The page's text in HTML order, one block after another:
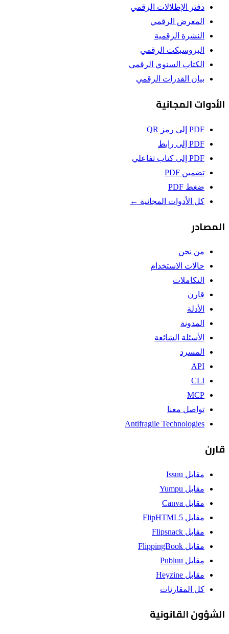
دفتر الإطلالات الرقمي
المعرض الرقمي
النشرة الرقمية
البروسبكت الرقمي
الكتاب السنوي الرقمي
بيان القدرات الرقمي
الأدوات المجانية
PDF إلى رمز QR
PDF إلى رابط
PDF إلى كتاب تفاعلي
تضمين PDF
ضغط PDF
كل الأدوات المجانية ←
المصادر
من نحن
حالات الاستخدام
التكاملات
قارن
الأدلة
المدونة
الأسئلة الشائعة
المسرد
API
CLI
MCP
تواصل معنا
Antifragile Technologies
قارن
مقابل Issuu
مقابل Yumpu
مقابل Canva
مقابل FlipHTML5
مقابل Flipsnack
مقابل FlippingBook
مقابل Publuu
مقابل Heyzine
كل المقارنات
الشؤون القانونية